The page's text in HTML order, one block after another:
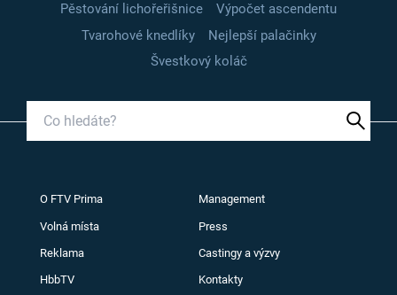
Pěstování lichořeřišnice
Výpočet ascendentu
Tvarohové knedlíky
Nejlepší palačinky
Švestkový koláč
O FTV Prima Management
Volná místa Press
Reklama Castingy a výzvy
HbbTV Kontakty